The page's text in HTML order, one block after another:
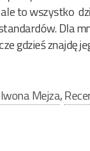
to wszystko
Dla
gdzieś znajdę
Mejza,